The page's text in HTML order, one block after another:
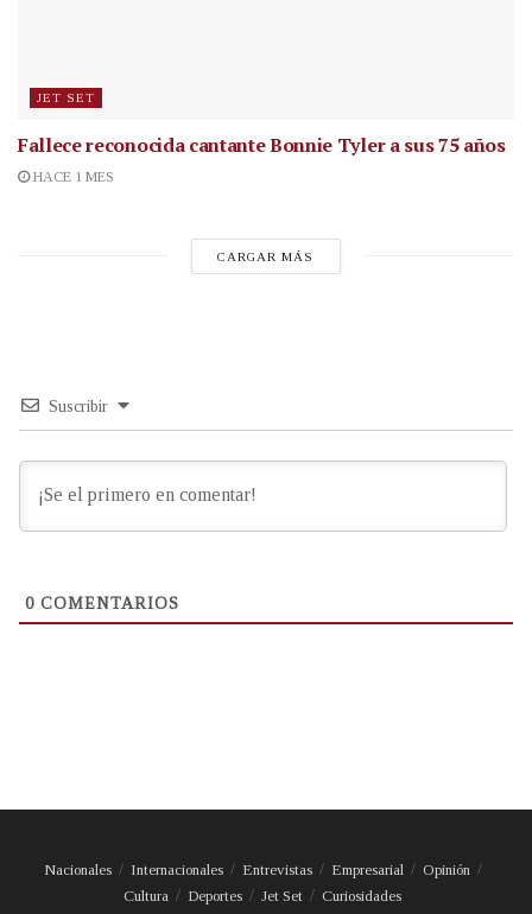
JET SET
Fallece reconocida cantanteBonnie Tyler a sus 75 años
HACE 1 MES
CARGAR MÁS
Suscribir
0 COMENTARIOS
Nacionales Internacionales Entrevistas Empresarial
Opinión
Cultura
Deportes Jet Set Curiosidades